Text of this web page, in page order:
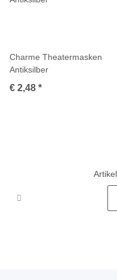
Charme Theatermasken
Antiksilber
€ 2,48 *